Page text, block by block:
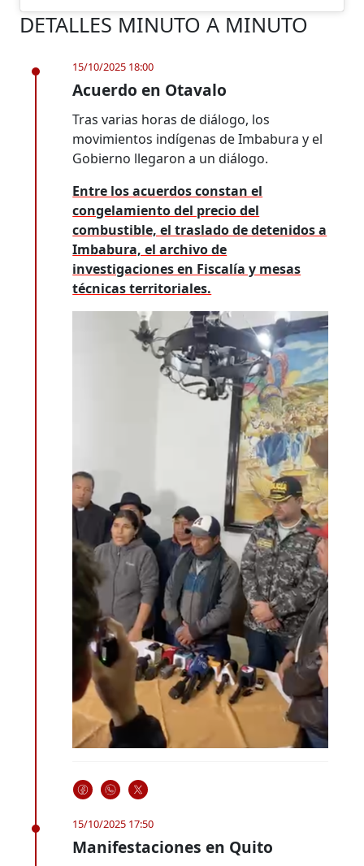
DETALLES MINUTO A MINUTO
15/10/2025 18:00
Acuerdo en Otavalo
Tras varias horas de diálogo, los
movimientos indígenas de Imbabura y el
Gobierno llegaron a un diálogo.
Entre los acuerdos constan el
congelamiento del precio del
combustible, el traslado de detenidos a
Imbabura, el archivo de
investigaciones en Fiscalía y mesas
técnicas territoriales.
15/10/2025 17:50
Manifestaciones en Quito